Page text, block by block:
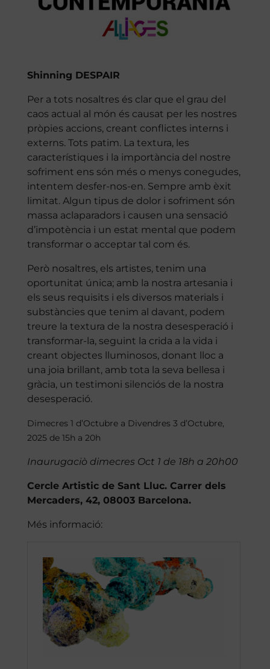
Shinning DESPAIR
Per a tots nosaltres és clar que el grau del
caos actual al món és causat per les nostres
pròpies accions, creant conflictes interns i
externs. Tots patim. La textura, les
característiques i la importància del nostre
sofriment ens són més o menys conegudes,
intentem desfer-nos-en. Sempre amb èxit
limitat. Algun tipus de dolor i sofriment són
massa aclaparadors i causen una sensació
d’impotència i un estat mental que podem
transformar o acceptar tal com és.
Però nosaltres, els artistes, tenim una
oportunitat única; amb la nostra artesania i
els seus requisits i els diversos materials i
substàncies que tenim al davant, podem
treure la textura de la nostra desesperació i
transformar-la, seguint la crida a la vida i
creant objectes lluminosos, donant lloc a
una joia brillant, amb tota la seva bellesa i
gràcia, un testimoni silenciós de la nostra
desesperació.
Dimecres 1 d’Octubre a Divendres 3 d’Octubre,
2025 de 15h a 20h
Inaurugaciò dimecres Oct 1 de 18h a 20h00
Cercle Artistic de Sant Lluc. Carrer dels
Mercaders, 42, 08003 Barcelona.
Més informació: